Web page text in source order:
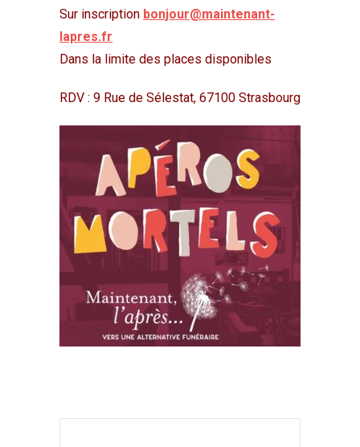
Sur inscription bonjour@maintenant-
lapres.fr
Dans la limite des places disponibles
RDV : 9 Rue de Sélestat, 67100 Strasbourg